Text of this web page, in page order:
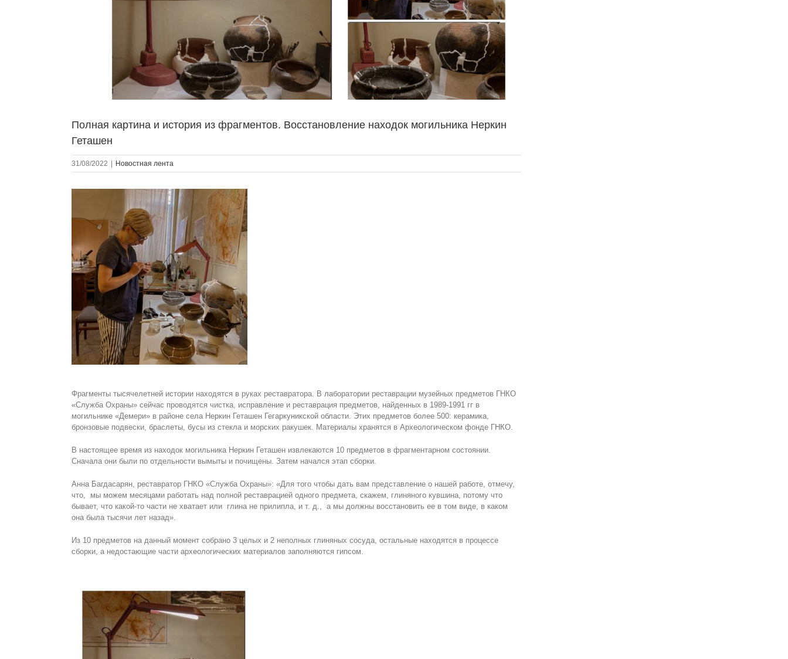
Полная картина и история из фрагментов. Восстановление находок могильника Неркин
Геташен
31/08/2022 Новостная лента
Фрагменты тысячелетней истории находятся в руках реставратора. В лаборатории реставрации музейных предметов ГНКО
«Служба Охраны» сейчас проводятся чистка, исправление и реставрация предметов, найденных в 1989-1991 гг в
могильнике «Демери» в районе села Неркин Геташен Гегаркуникской области. Этих предметов более 500: керамика,
бронзовые подвески, браслеты, бусы из стекла и морских ракушек. Материалы хранятся в Археологическом фонде ГНКО.
В настоящее время из находок могильника Неркин Геташен извлекаются 10 предметов в фрагментарном состоянии.
Сначала они были по отдельности вымыты и почищены. Затем начался этап сборки.
Анна Багдасарян, реставратор ГНКО «Служба Охраны»: «Для того чтобы дать вам представление о нашей работе, отмечу,
что, мы можем месяцами работать над полной реставрацией одного предмета, скажем, глиняного кувшина, потому что
бывает, что какой-то части не хватает или глина не прилипла, и т. д., а мы должны восстановить ее в том виде, в каком
она была тысячи лет назад».
Из 10 предметов на данный момент собрано 3 целых и 2 неполных глиняных сосуда, остальные находятся в процессе
сборки, а недостающие части археологических материалов заполняются гипсом.